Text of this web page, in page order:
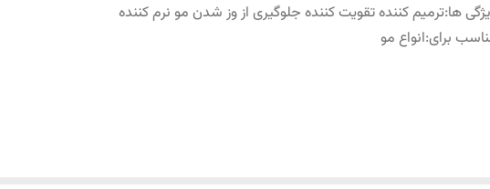
ها:ترمیم کننده تقویت کننده جلوگیری از وز شدن مو نرم کننده
برای:انواع مو